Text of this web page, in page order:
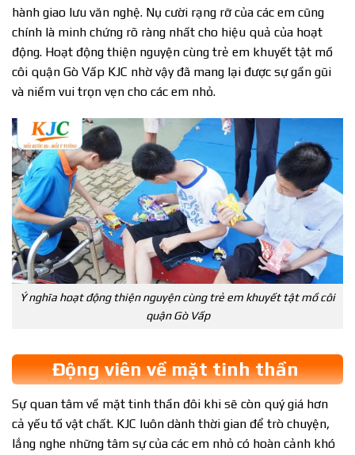
hành giao lưu văn nghệ. Nụ cười rạng rỡ của các em cũng
chính là minh chứng rõ ràng nhất cho hiệu quả của hoạt
động. Hoạt động thiện nguyện cùng trẻ em khuyết tật mồ
côi quận Gò Vấp KJC nhờ vậy đã mang lại được sự gần gũi
và niềm vui trọn vẹn cho các em nhỏ.
Ý nghĩa hoạt động thiện nguyện cùng trẻ em khuyết tật mồ côi
quận Gò Vấp
Động viên về mặt tinh thần
Sự quan tâm về mặt tinh thần đôi khi sẽ còn quý giá hơn
cả yếu tố vật chất. KJC luôn dành thời gian để trò chuyện,
lắng nghe những tâm sự của các em nhỏ có hoàn cảnh khó